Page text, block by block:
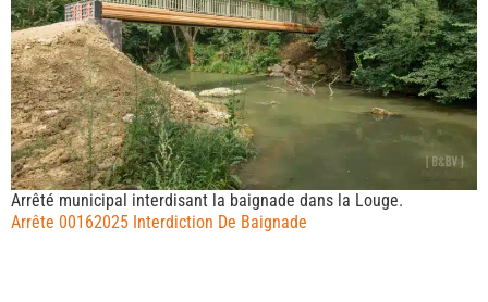
Arrêté municipal interdisant la baignade dans la Louge.
Arrête 00162025 Interdiction De Baignade